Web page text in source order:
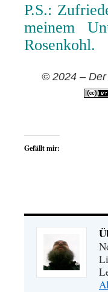
P.S.:
meinem
Rosenkohl.
© 2024 –
Gefällt mir: